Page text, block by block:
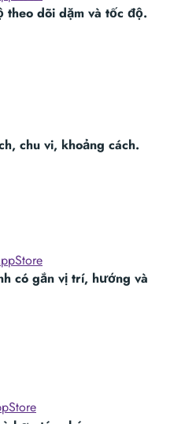
theo dõi dặm và tốc độ.
chu vi, khoảng cách.
có gắn vị trí, hướng và